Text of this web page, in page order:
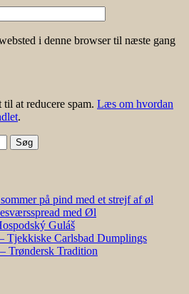
i denne browser til næste gang
at reducere spam. Læs om hvordan
.
på pind med et strejf af øl
med Øl
Guláš
Tjekkiske Carlsbad Dumplings
Trøndersk Tradition